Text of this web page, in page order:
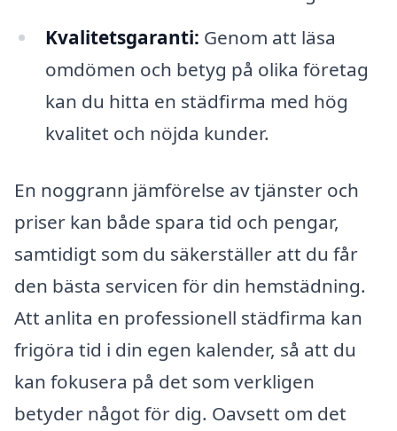
Kvalitetsgaranti: Genom att läsa
omdömen och betyg på olika företag
kan du hitta en städfirma med hög
kvalitet och nöjda kunder.
En noggrann jämförelse av tjänster och
priser kan både spara tid och pengar,
samtidigt som du säkerställer att du får
den bästa servicen för din hemstädning.
Att anlita en professionell städfirma kan
frigöra tid i din egen kalender, så att du
kan fokusera på det som verkligen
betyder något för dig. Oavsett om det